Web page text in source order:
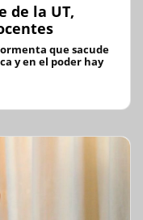
de la UT,
que sacude
y en el poder hay